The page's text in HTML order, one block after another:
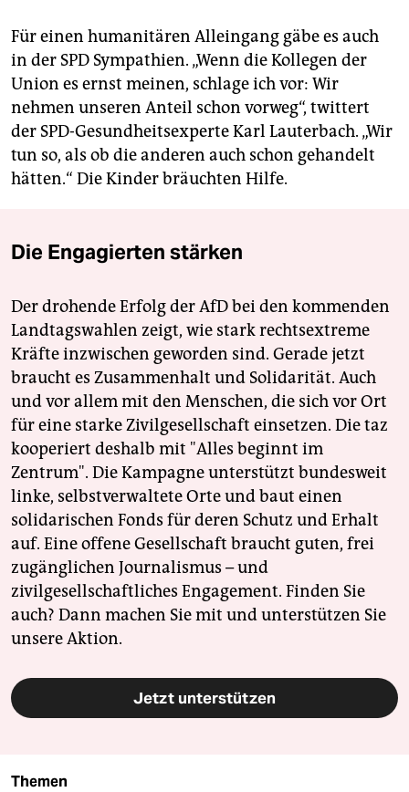
Für einen humanitären Alleingang gäbe es auch
in der SPD Sympathien. „Wenn die Kollegen der
Union es ernst meinen, schlage ich vor: Wir
nehmen unseren Anteil schon vorweg“, twittert
der SPD-Gesundheitsexperte Karl Lauterbach. „Wir
tun so, als ob die anderen auch schon gehandelt
hätten.“ Die Kinder bräuchten Hilfe.
Die Engagierten stärken
Der drohende Erfolg der AfD bei den kommenden
Landtagswahlen zeigt, wie stark rechtsextreme
Kräfte inzwischen geworden sind. Gerade jetzt
braucht es Zusammenhalt und Solidarität. Auch
und vor allem mit den Menschen, die sich vor Ort
für eine starke Zivilgesellschaft einsetzen. Die taz
kooperiert deshalb mit "Alles beginnt im
Zentrum". Die Kampagne unterstützt bundesweit
linke, selbstverwaltete Orte und baut einen
solidarischen Fonds für deren Schutz und Erhalt
auf. Eine offene Gesellschaft braucht guten, frei
zugänglichen Journalismus – und
zivilgesellschaftliches Engagement. Finden Sie
auch? Dann machen Sie mit und unterstützen Sie
unsere Aktion.
Jetzt unterstützen
Themen